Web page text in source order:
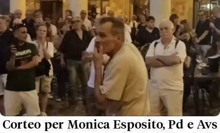
Corteo per Monica Esposito, Pd e Avs